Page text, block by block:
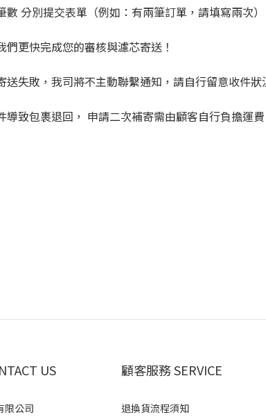
分別提交表單（例如：有兩筆訂單，請填寫兩次）
更快完成您的審核與濾芯寄送！
失敗，我司將不主動聯繫通知，請自行留意收件狀
致包裹退回， 申請二次補寄需由顧客自行負擔運費
US
限公司
顧客服務 SERVICE
退換貨流程須知